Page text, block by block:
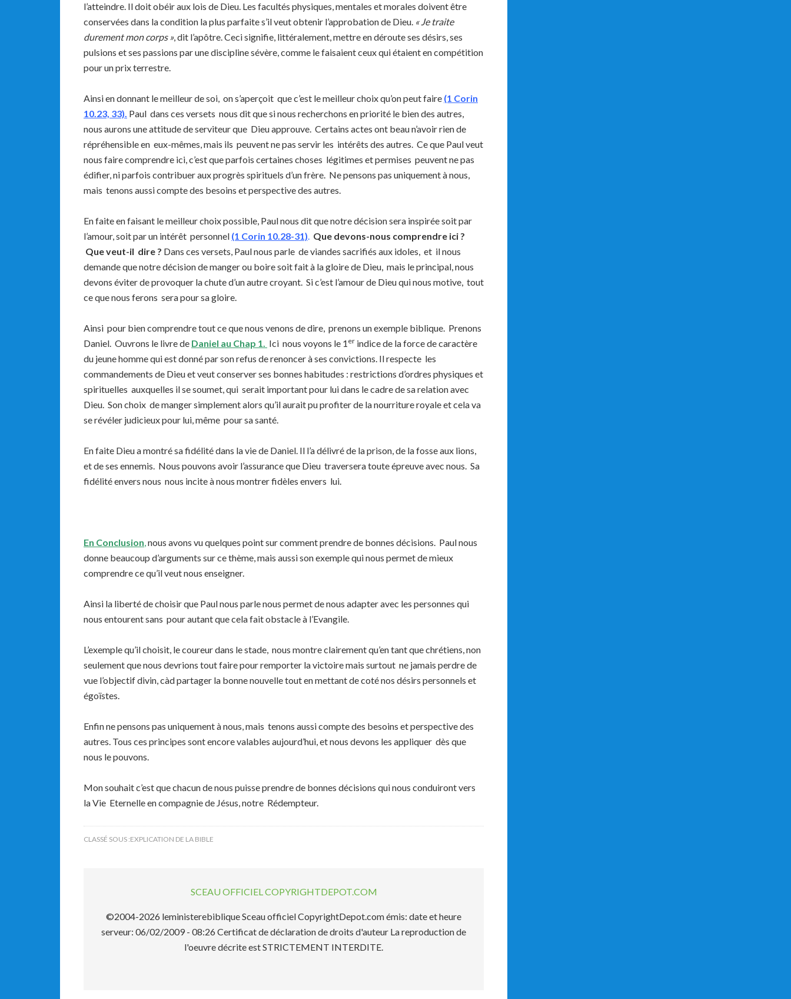
l’atteindre. Il doit obéir aux lois de Dieu. Les facultés physiques, mentales et morales doivent être
conservées dans la condition la plus parfaite s’il veut obtenir l’approbation de Dieu. « Je traite
durement mon corps », dit l’apôtre. Ceci signifie, littéralement, mettre en déroute ses désirs, ses
pulsions et ses passions par une discipline sévère, comme le faisaient ceux qui étaient en compétition
pour un prix terrestre.
Ainsi en donnant le meilleur de soi, on s’aperçoit que c’est le meilleur choix qu’on peut faire (1 Corin
10.23, 33). Paul dans ces versets nous dit que si nous recherchons en priorité le bien des autres,
nous aurons une attitude de serviteur que Dieu approuve. Certains actes ont beau n’avoir rien de
répréhensible en eux-mêmes, mais ils peuvent ne pas servir les intérêts des autres. Ce que Paul veut
nous faire comprendre ici, c’est que parfois certaines choses légitimes et permises peuvent ne pas
édifier, ni parfois contribuer aux progrès spirituels d’un frère. Ne pensons pas uniquement à nous,
mais tenons aussi compte des besoins et perspective des autres.
En faite en faisant le meilleur choix possible, Paul nous dit que notre décision sera inspirée soit par
l’amour, soit par un intérêt personnel (1 Corin 10.28-31). Que devons-nous comprendre ici ?
Que veut-il dire ? Dans ces versets, Paul nous parle de viandes sacrifiés aux idoles, et il nous
demande que notre décision de manger ou boire soit fait à la gloire de Dieu, mais le principal, nous
devons éviter de provoquer la chute d’un autre croyant. Si c’est l’amour de Dieu qui nous motive, tout
ce que nous ferons sera pour sa gloire.
Ainsi pour bien comprendre tout ce que nous venons de dire, prenons un exemple biblique. Prenons
Daniel. Ouvrons le livre de Daniel au Chap 1. Ici nous voyons le 1 er indice de la force de caractère
du jeune homme qui est donné par son refus de renoncer à ses convictions. Il respecte les
commandements de Dieu et veut conserver ses bonnes habitudes : restrictions d’ordres physiques et
spirituelles auxquelles il se soumet, qui serait important pour lui dans le cadre de sa relation avec
Dieu. Son choix de manger simplement alors qu’il aurait pu profiter de la nourriture royale et cela va
se révéler judicieux pour lui, même pour sa santé.
En faite Dieu a montré sa fidélité dans la vie de Daniel. Il l’a délivré de la prison, de la fosse aux lions,
et de ses ennemis. Nous pouvons avoir l’assurance que Dieu traversera toute épreuve avec nous. Sa
fidélité envers nous nous incite à nous montrer fidèles envers lui.
En Conclusion,nous avons vu quelques point sur comment prendre de bonnes décisions. Paul nous
donne beaucoup d’arguments sur ce thème, mais aussi son exemple qui nous permet de mieux
comprendre ce qu’il veut nous enseigner.
Ainsi la liberté de choisir que Paul nous parle nous permet de nous adapter avec les personnes qui
nous entourent sans pour autant que cela fait obstacle à l’Evangile.
L’exemple qu’il choisit, le coureur dans le stade, nous montre clairement qu’en tant que chrétiens, non
seulement que nous devrions tout faire pour remporter la victoire mais surtout ne jamais perdre de
vue l’objectif divin, càd partager la bonne nouvelle tout en mettant de coté nos désirs personnels et
égoïstes.
Enfin ne pensons pas uniquement à nous, mais tenons aussi compte des besoins et perspective des
autres. Tous ces principes sont encore valables aujourd’hui, et nous devons les appliquer dès que
nous le pouvons.
Mon souhait c’est que chacun de nous puisse prendre de bonnes décisions qui nous conduiront vers
la Vie Eternelle en compagnie de Jésus, notre Rédempteur.
CLASSÉ SOUS :EXPLICATION DE LA BIBLE
SCEAU OFFICIEL COPYRIGHTDEPOT.COM
©2004-2026 leministerebiblique Sceau officiel CopyrightDepot.com émis: date et heure
serveur: 06/02/2009 - 08:26 Certificat de déclaration de droits d'auteur La reproduction de
l'oeuvre décrite est STRICTEMENT INTERDITE.